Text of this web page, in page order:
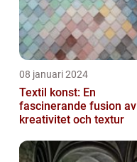
08 januari 2024
Textil konst: En
fascinerande fusion av
kreativitet och textur